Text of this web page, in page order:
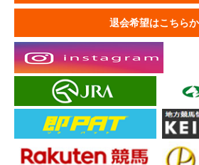
退会希望はこちら